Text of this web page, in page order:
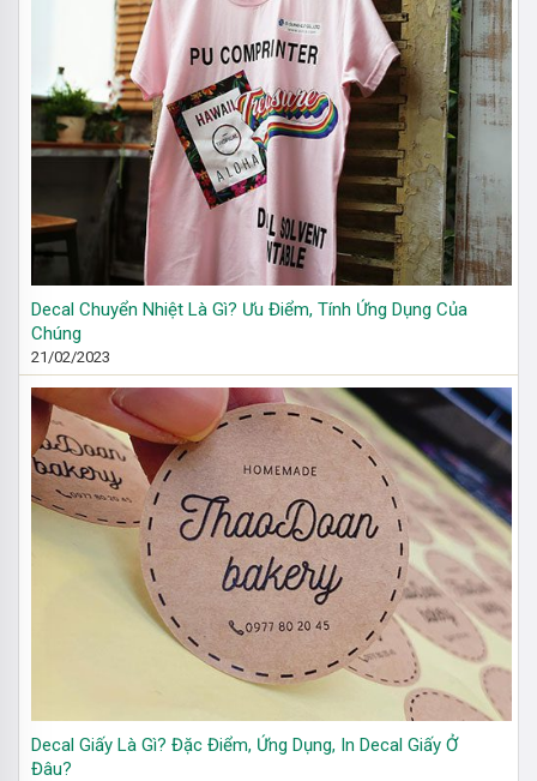
Decal Chuyển Nhiệt Là Gì? Ưu Điểm, Tính Ứng Dụng Của
Chúng
21/02/2023
Decal Giấy Là Gì? Đặc Điểm, Ứng Dụng, In Decal Giấy Ở
Đâu?